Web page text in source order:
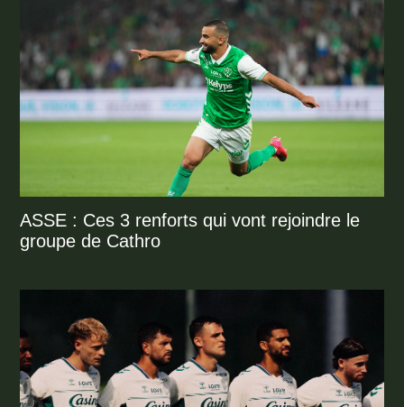
ASSE : Ces 3 renforts qui vont rejoindre le
groupe de Cathro